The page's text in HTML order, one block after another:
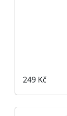
249 Kč